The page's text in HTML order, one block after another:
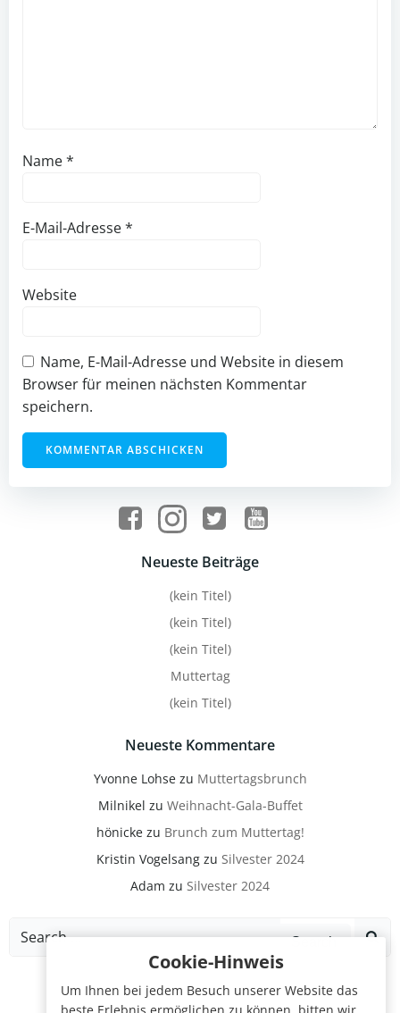
Name*
E-Mail-Adresse*
Website
Name, E-Mail-Adresse und Website in diesem
Browser für meinen nächsten Kommentar
speichern.
Neueste Beiträge
(kein Titel)
(kein Titel)
(kein Titel)
Muttertag
(kein Titel)
Neueste Kommentare
Yvonne Lohsezu Muttertagsbrunch
Milnikel zu Weihnacht-Gala-Buffet
hönickezu Brunch zum Muttertag!
Kristin Vogelsangzu Silvester 2024
Adam zu Silvester 2024
Search
Cookie-Hinweis
Um Ihnen bei jedem Besuch unserer Website das